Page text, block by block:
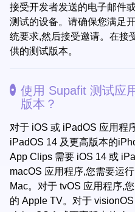
接受开发者发送的电子邮件
测试的设备。请确保您满足
统要求,然后接受邀请。在接
供的测试版本。
使用 Supafit 测试应
版本？
对于 iOS 或 iPadOS 应用程
iPadOS 14 及更高版本的
App Clips 需要 iOS 14 或
macOS 应用程序,您需要运
Mac。对于 tvOS 应用程序,
的 Apple TV。对于